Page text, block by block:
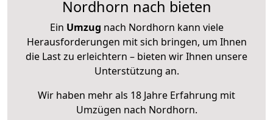
Nordhorn nach bieten
Ein Umzug nach Nordhorn kann viele
Herausforderungen mit sich bringen, um Ihnen
die Last zu erleichtern – bieten wir Ihnen unsere
Unterstützung an.
Wir haben mehr als 18 Jahre Erfahrung mit
Umzügen nach Nordhorn.